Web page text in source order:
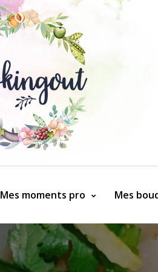
Mes moments pro Mes